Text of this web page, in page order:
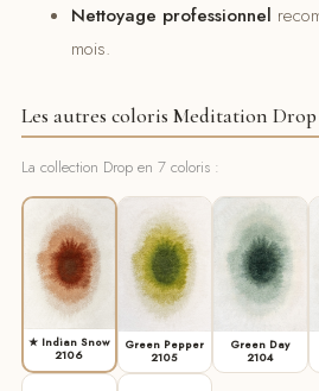
Nettoyage professionnel
mois.
Les autres coloris Meditation Drop
La collection Drop en 7 coloris :
★ Indian Snow
2106
Green Pepper
2105
Green Day
2104